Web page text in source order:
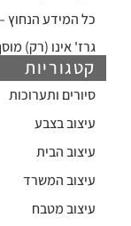
כל המידע הנחוץ
גרז' אינו (רק)
קטגוריות
סיורים ותערוכות
עיצוב בצבע
עיצוב הבית
עיצוב המשרד
עיצוב מטבח